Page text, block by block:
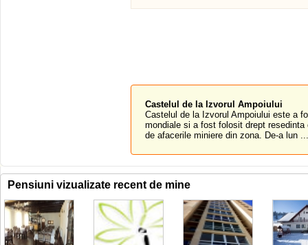
Castelul de la Izvorul Ampoiului
Castelul de la Izvorul Ampoiului este a
mondiale si a fost folosit drept
de afacerile miniere din zona. De-a lun ...
Pensiuni vizualizate recent de mine